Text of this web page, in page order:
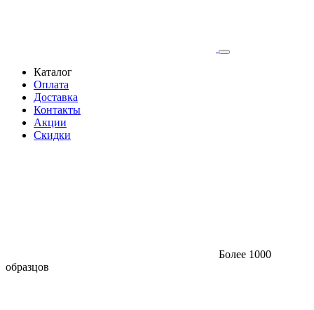
Каталог
Оплата
Доставка
Контакты
Акции
Скидки
Более 1000
образцов